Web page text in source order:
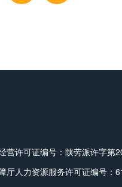
营许可证编号：陕劳派许字第
厅人力资源服务许可证编号：